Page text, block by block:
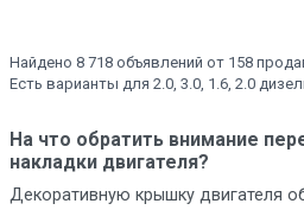
Найдено 8 718 объявлений от 158
Есть варианты для 2.0, 3.0, 1.6, 2.0
На что обратить внимание
накладки двигателя?
Декоративную крышку двигателя